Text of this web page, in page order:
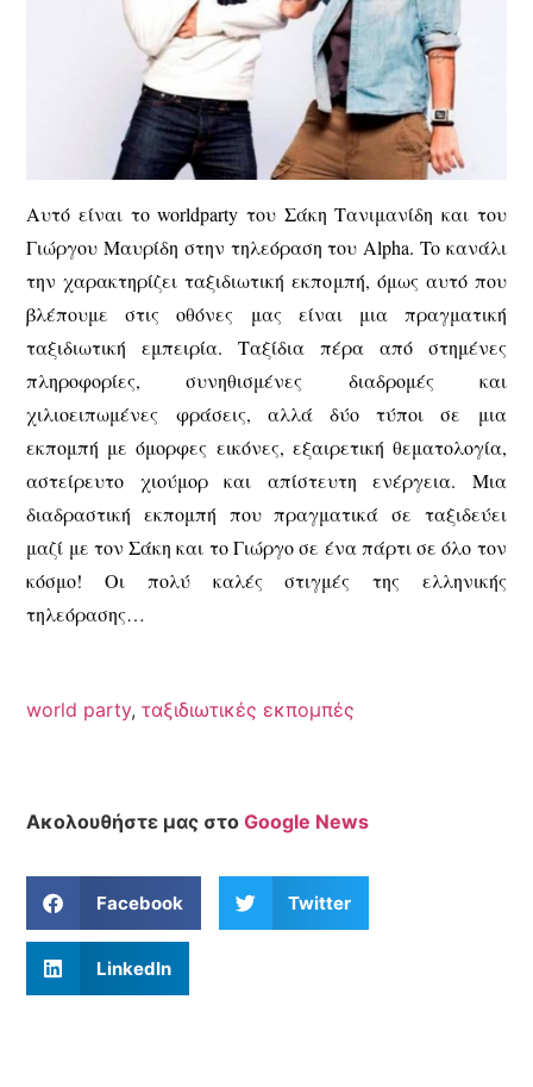
Αυτό είναι το worldparty του Σάκη Τανιμανίδη και του
Γιώργου Μαυρίδη στην τηλεόραση του Alpha. To κανάλι
την χαρακτηρίζει ταξιδιωτική εκπομπή, όμως αυτό που
βλέπουμε στις οθόνες μας είναι μια πραγματική
ταξιδιωτική εμπειρία. Ταξίδια πέρα από στημένες
πληροφορίες, συνηθισμένες διαδρομές και
χιλιοειπωμένες φράσεις, αλλά δύο τύποι σε μια
εκπομπή με όμορφες εικόνες, εξαιρετική θεματολογία,
αστείρευτο χιούμορ και απίστευτη ενέργεια. Μια
διαδραστική εκπομπή που πραγματικά σε ταξιδεύει
μαζί με τον Σάκη και το Γιώργο σε ένα πάρτι σε όλο τον
κόσμο! Οι πολύ καλές στιγμές της ελληνικής
τηλεόρασης…
world party,ταξιδιωτικές εκπομπές
Ακολουθήστε μας στοGoogle News
Facebook Twitter
LinkedIn